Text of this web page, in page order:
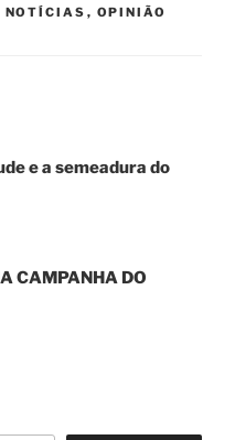
NOTÍCIAS , OPINIÃO
e a semeadura do
CAMPANHA DO